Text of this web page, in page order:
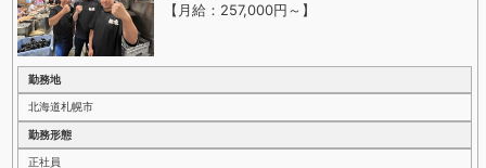
【月給：257,000円～ 】
勤務地
北海道札幌市
勤務形態
正社員